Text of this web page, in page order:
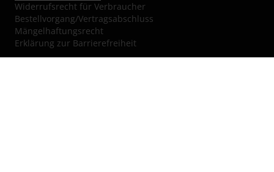
Widerrufsrecht für Verbraucher
Bestellvorgang/Vertragsabschluss
Mängelhaftungsrecht
Erklärung zur Barrierefreiheit